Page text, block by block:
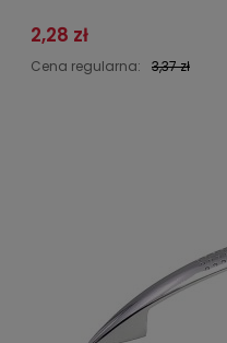
2,28 zł
Cena regularna: 3,37 zł